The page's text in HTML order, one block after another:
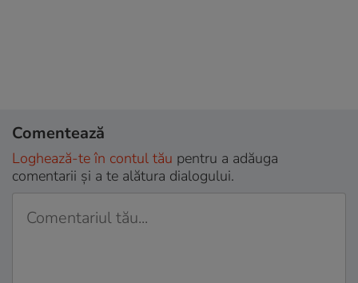
Comentează
Loghează-te în contul tău pentru a adăuga
comentarii și a te alătura dialogului.